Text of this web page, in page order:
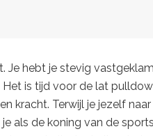
Je hebt je stevig
Het is tijd voor de lat
kracht. Terwijl je jezelf
je als de koning van de